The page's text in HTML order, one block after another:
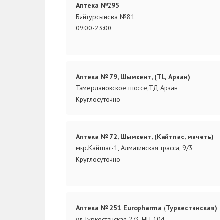
Аптека №295
Байтурсынова №81
09:00-23:00
Аптека № 79, Шымкент, (ТЦ Арзан)
Тамерлановское шоссе,ТД Арзан
Круглосуточно
Аптека № 72, Шымкент, (Кайтпас, мечеть)
мкр.Кайтпас-1, Алматинская трасса, 9/3
Круглосуточно
Аптека № 251 Europharma (Туркестанская)